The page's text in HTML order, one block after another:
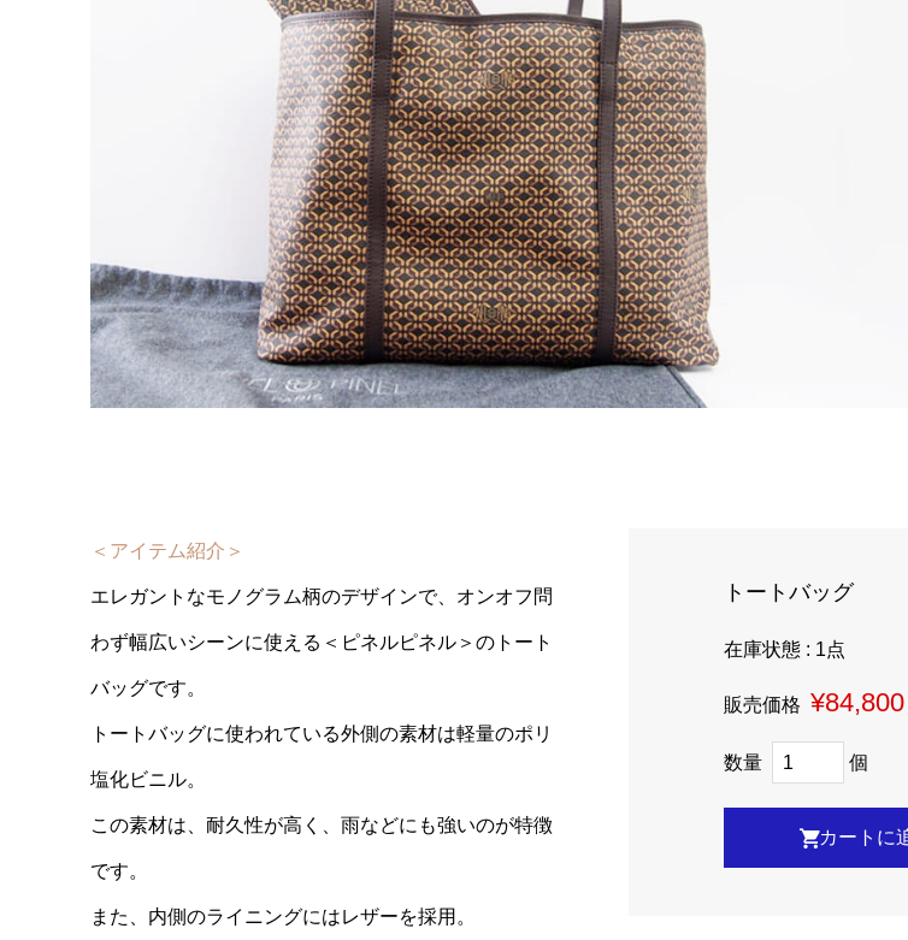
＜アイテム紹介＞
エレガントなモノグラム柄のデザインで、オンオフ問
わず幅広いシーンに使える＜ピネルピネル＞のトート
バッグです。
トートバッグに使われている外側の素材は軽量のポリ
塩化ビニル。
この素材は、耐久性が高く、雨などにも強いのが特徴
です。
また、内側のライニングにはレザーを採用。
トートバッグ
在庫状態 : 1点
販売価格 ¥84,800
数量 個